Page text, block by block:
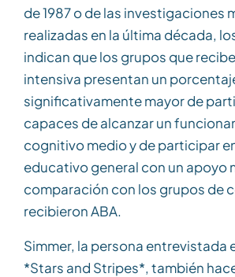
de 1987 o de las investigaciones
realizadas en la última década,
indican que los grupos que
intensiva presentan un
significativamente mayor de
capaces de alcanzar un
cognitivo medio y de participar
educativo general con un apoyo
comparación con los grupos de
recibieron ABA.
Simmer, la persona entrevistada
*Stars and Stripes*, también